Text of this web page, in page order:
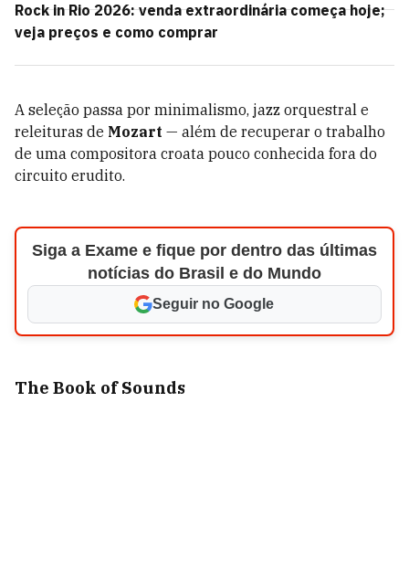
Rock in Rio 2026: venda extraordinária começa hoje;
veja preços e como comprar
A seleção passa por minimalismo, jazz orquestral e
releituras de Mozart — além de recuperar o trabalho
de uma compositora croata pouco conhecida fora do
circuito erudito.
Siga a Exame e fique por dentro das últimas
notícias do Brasil e do Mundo
Seguir no Google
The Book of Sounds